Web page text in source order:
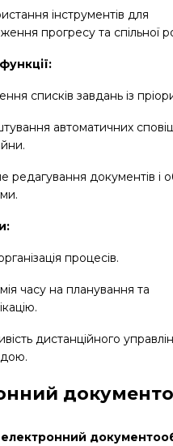
інструментів для
прогресу та спільної
списків завдань із
автоматичних
редагування документів і
процесів.
часу на планування та
дистанційного